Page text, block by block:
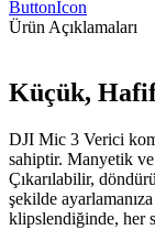
ButtonIcon
Ürün Açıklamaları
Küçük,
DJI Mic 3 Verici
sahiptir. Manyetik
Çıkarılabilir,
şekilde
klipslendiğinde, her